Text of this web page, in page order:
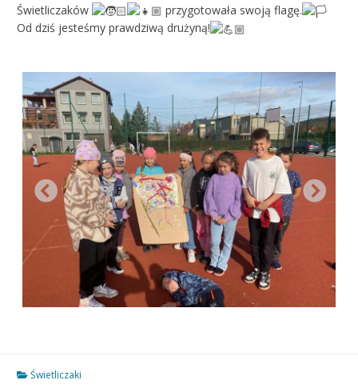
Świetliczaków
przygotowała swoją flagę.
Od dziś jesteśmy prawdziwą drużyną!
Świetliczaki